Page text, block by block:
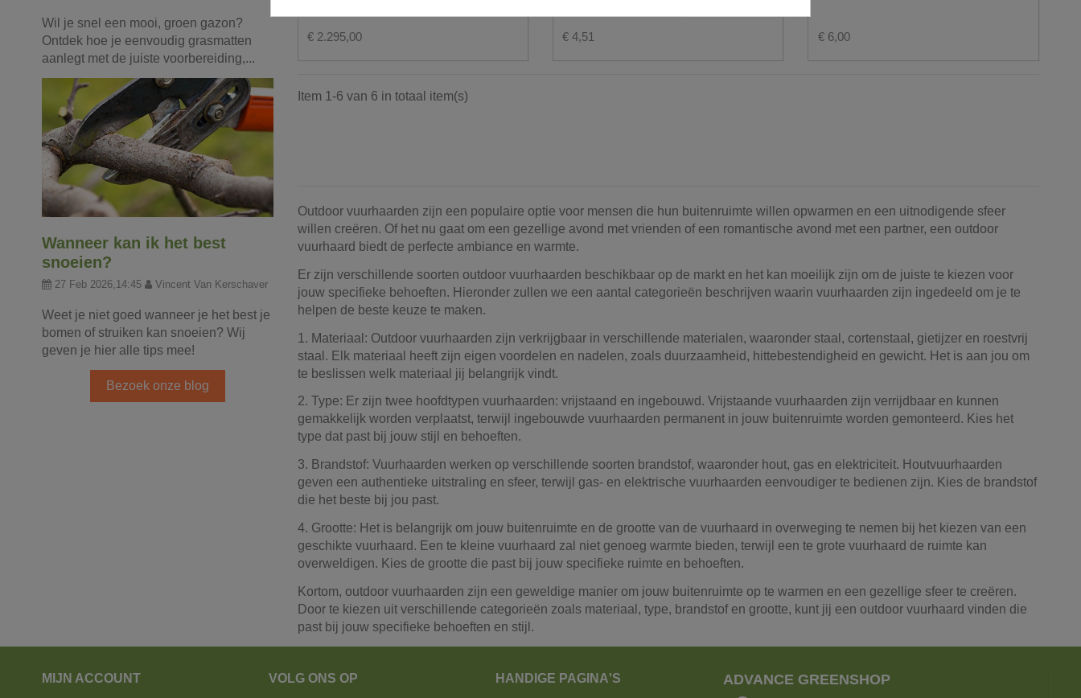
€ 2.295,00 € 4,51 € 6,00
Item 1-6 van 6 in totaal item(s)
Outdoor vuurhaarden zijn een populaire optie voor mensen die hun buitenruimte willen opwarmen en een uitnodigende sfeer
willen creëren. Of het nu gaat om een gezellige avond met vrienden of een romantische avond met een partner, een outdoor
vuurhaard biedt de perfecte ambiance en warmte.
Er zijn verschillende soorten outdoor vuurhaarden beschikbaar op de markt en het kan moeilijk zijn om de juiste te kiezen voor
jouw specifieke behoeften. Hieronder zullen we een aantal categorieën beschrijven waarin vuurhaarden zijn ingedeeld om je te
helpen de beste keuze te maken.
1. Materiaal: Outdoor vuurhaarden zijn verkrijgbaar in verschillende materialen, waaronder staal, cortenstaal, gietijzer en roestvrij
staal. Elk materiaal heeft zijn eigen voordelen en nadelen, zoals duurzaamheid, hittebestendigheid en gewicht. Het is aan jou om
te beslissen welk materiaal jij belangrijk vindt.
2. Type: Er zijn twee hoofdtypen vuurhaarden: vrijstaand en ingebouwd. Vrijstaande vuurhaarden zijn verrijdbaar en kunnen
gemakkelijk worden verplaatst, terwijl ingebouwde vuurhaarden permanent in jouw buitenruimte worden gemonteerd. Kies het
type dat past bij jouw stijl en behoeften.
3. Brandstof: Vuurhaarden werken op verschillende soorten brandstof, waaronder hout, gas en elektriciteit. Houtvuurhaarden
geven een authentieke uitstraling en sfeer, terwijl gas- en elektrische vuurhaarden eenvoudiger te bedienen zijn. Kies de brandstof
die het beste bij jou past.
4. Grootte: Het is belangrijk om jouw buitenruimte en de grootte van de vuurhaard in overweging te nemen bij het kiezen van een
geschikte vuurhaard. Een te kleine vuurhaard zal niet genoeg warmte bieden, terwijl een te grote vuurhaard de ruimte kan
overweldigen. Kies de grootte die past bij jouw specifieke ruimte en behoeften.
Kortom, outdoor vuurhaarden zijn een geweldige manier om jouw buitenruimte op te warmen en een gezellige sfeer te creëren.
Door te kiezen uit verschillende categorieën zoals materiaal, type, brandstof en grootte, kunt jij een outdoor vuurhaard vinden die
past bij jouw specifieke behoeften en stijl.
Wil je snel een mooi, groen gazon?
Ontdek hoe je eenvoudig grasmatten
aanlegt met de juiste voorbereiding,...
Wanneer kan ik het best
snoeien?
27 Feb 2026,14:45 Vincent Van Kerschaver
Weet je niet goed wanneer je het best je
bomen of struiken kan snoeien? Wij
geven je hier alle tips mee!
Bezoek onze blog
MIJN ACCOUNT
VOLG ONS OP
HANDIGE PAGINA'S
ADVANCE GREENSHOP